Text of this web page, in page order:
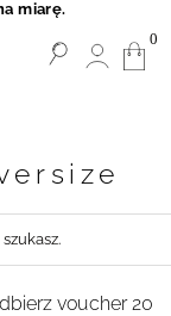
voucher 20
0
miarę.